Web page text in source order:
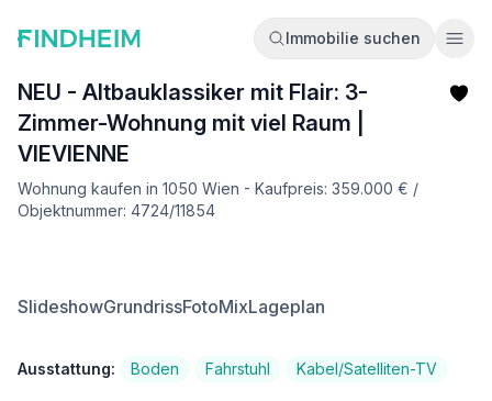
Immobilie suchen
NEU - Altbauklassiker mit Flair: 3-
Zimmer-Wohnung mit viel Raum |
VIEVIENNE
Wohnung kaufen in 1050 Wien - Kaufpreis: 359.000 € /
Objektnummer: 4724/11854
SlideshowGrundrissFotoMixLageplan
Ausstattung: Boden Fahrstuhl Kabel/Satelliten-TV